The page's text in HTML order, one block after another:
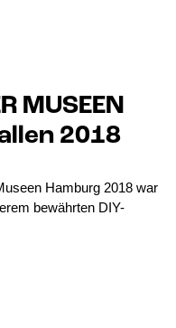
MUSEEN
2018
Hamburg 2018 war
bewährten DIY-